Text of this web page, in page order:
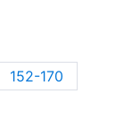
152-170